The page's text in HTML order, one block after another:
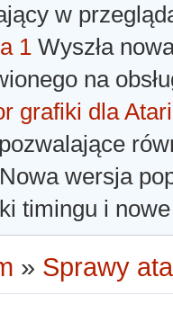
w
1 Wyszła
na
grafiki dla Atari
Nowa wersja
timingu i
» Sprawy